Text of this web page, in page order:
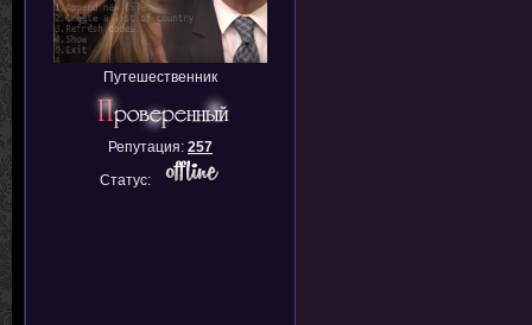
Путешественник
Репутация: 257
Статус: